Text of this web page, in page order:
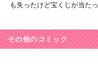
も失ったけど宝くじが当たっ
その他のコミック